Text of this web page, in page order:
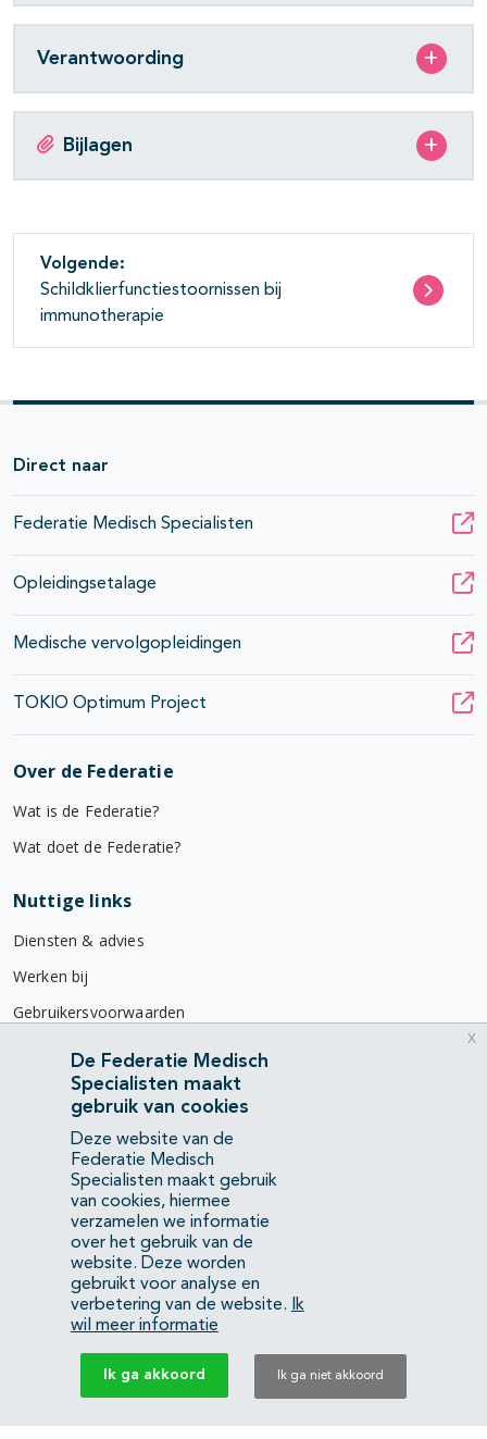
Verantwoording
Bijlagen
Volgende:
Schildklierfunctiestoornissen bij
immunotherapie
Direct naar
Federatie Medisch Specialisten
Opleidingsetalage
Medische vervolgopleidingen
TOKIO Optimum Project
Over de Federatie
Wat is de Federatie?
Wat doet de Federatie?
Nuttige links
Diensten & advies
Werken bij
Gebruikersvoorwaarden
Privacyverklaring
Contact
Mercatorlaan 1200
3528 BL Utrecht
(088) 505 34 34
info@richtlijnendatabase.nl
YouTubeLinkedIn
KvK Federatie Medisch Specialisten:40483480
Privacyverklaring
De Federatie Medisch
Specialisten maakt
gebruik van cookies
Deze website van de
Federatie Medisch
Specialisten maakt gebruik
van cookies, hiermee
verzamelen we informatie
over het gebruik van de
website. Deze worden
gebruikt voor analyse en
verbetering van de website.
Ik
wil meer informatie
Ik ga akkoord Ik ga niet akkoord
x